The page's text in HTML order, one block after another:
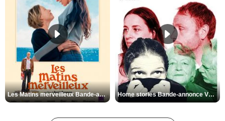
Les Matins merveilleux Bande-annonce VF Home stories Bande-annonce VO STFR